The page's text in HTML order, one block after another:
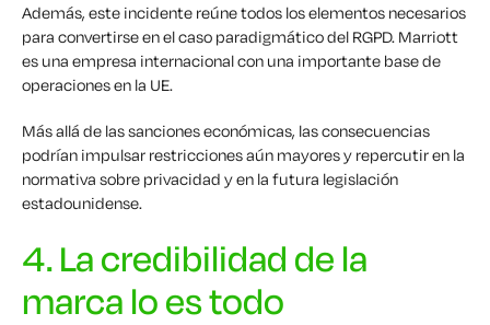
Además, este incidente reúne todos los elementos necesarios
para convertirse en el caso paradigmático del RGPD. Marriott
es una empresa internacional con una importante base de
operaciones en la UE.
Más allá de las sanciones económicas, las consecuencias
podrían impulsar restricciones aún mayores y repercutir en la
normativa sobre privacidad y en la futura legislación
estadounidense.
4. La credibilidad de la
marca lo es todo